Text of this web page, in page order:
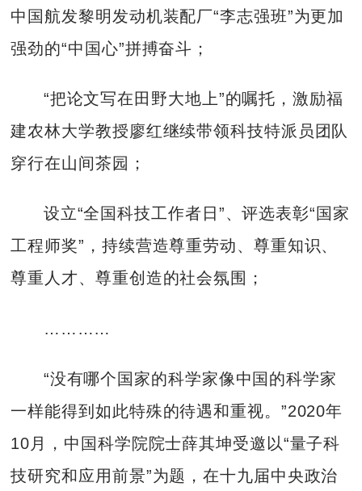
中国航发黎明发动机装配厂“李志强班”为更加
强劲的“中国心”拼搏奋斗；
“把论文写在田野大地上”的嘱托，激励福
建农林大学教授廖红继续带领科技特派员团队
穿行在山间茶园；
设立“全国科技工作者日”、评选表彰“国家
工程师奖”，持续营造尊重劳动、尊重知识、
尊重人才、尊重创造的社会氛围；
…………
“没有哪个国家的科学家像中国的科学家
一样能得到如此特殊的待遇和重视。”2020年
10月，中国科学院院士薛其坤受邀以“量子科
技研究和应用前景”为题，在十九届中央政治